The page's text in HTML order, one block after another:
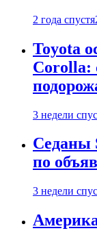
2 года спустя
Toyota
Corolla:
3 недели
Седаны
по
3 недели